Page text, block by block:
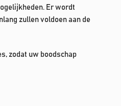
Er wordt
zullen voldoen aan de
zodat uw boodschap